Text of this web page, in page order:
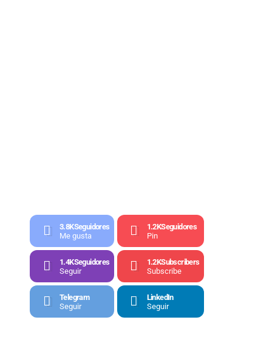
3.8KSeguidores
Me gusta
1.2KSeguidores
Pin
1.4KSeguidores
Seguir
1.2KSubscribers
Subscribe
Telegram
Seguir
LinkedIn
Seguir